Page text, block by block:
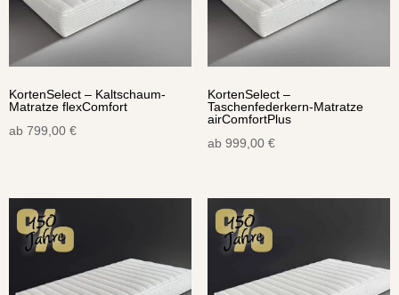
KortenSelect – Kaltschaum-
Matratze flexComfort
ab 799,00 €
KortenSelect –
Taschenfederkern-Matratze
airComfortPlus
ab 999,00 €